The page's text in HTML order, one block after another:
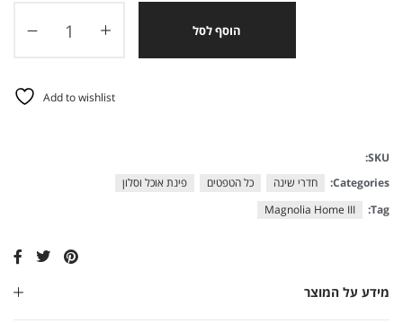
הוסף לסל
Add to wishlist
מידע על המוצר
SKU:
Categories:
חדרי שינה כל הטפטים
פינת אוכל וסלון
Tag:
Magnolia Home III